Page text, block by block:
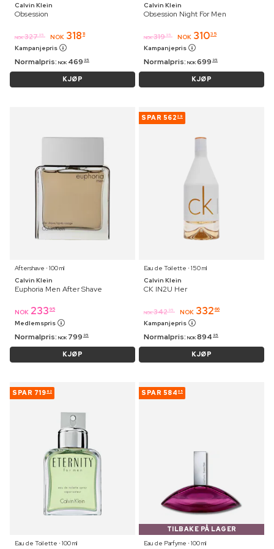
Calvin Klein
Obsession
NOK 327 95 NOK 318 11
Kampanjepris
Normalpris: NOK 469 95
KJØP
Calvin Klein
Obsession Night For Men
NOK 319 95 NOK 31035
Kampanjepris
Normalpris: NOK 699 95
KJØP
Aftershave ⋅ 100 ml
Calvin Klein
Euphoria Men After Shave
NOK 233 95
Medlemspris
Normalpris: NOK 799 95
KJØP
SPAR 562 29
Eau de Toilette ⋅ 150 ml
Calvin Klein
CK IN2U Her
NOK 342 95 NOK 332 66
Kampanjepris
Normalpris: NOK 894 95
KJØP
SPAR 719 62
Eau de Toilette ⋅ 100 ml
SPAR 584 05
TILBAKE PÅ LAGER
Eau de Parfyme ⋅ 100 ml